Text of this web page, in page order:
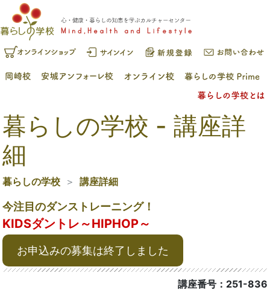
暮らしの学校 - 講座詳
細
暮らしの学校 講座詳細
今注目のダンストレーニング！
KIDSダントレ～HIPHOP～
お申込みの募集は終了しました
講座番号：251-836